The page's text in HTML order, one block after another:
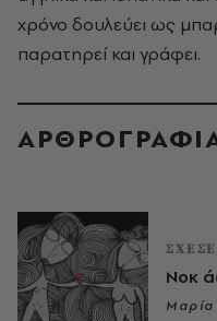
χρόνο δουλεύει ως
παρατηρεί και γράφει.
Νοκ
Μαρία